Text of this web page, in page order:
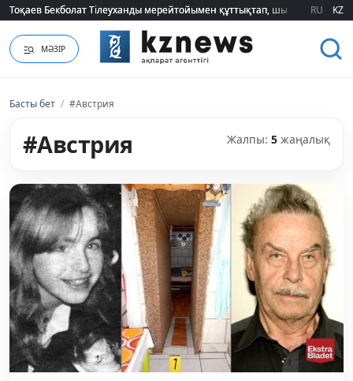
Тоқаев Бекболат Тілеуханды мерейтойымен құттықтап, шығармашылық
Тоқаев Бекболат Тілеуханды мерейтойымен құттықтап, шығармашылық
RU KZ
МӘЗІР
Басты бет / #Австрия
#Австрия Жалпы: 5 жаңалық